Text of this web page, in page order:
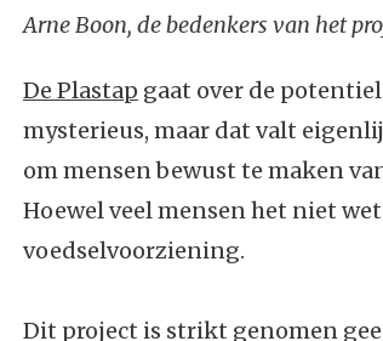
Arne Boon, de bedenkers van het
De Plastap gaat over de
mysterieus, maar dat valt
om mensen bewust te maken
Hoewel veel mensen het niet
voedselvoorziening.
Dit project is strikt genomen